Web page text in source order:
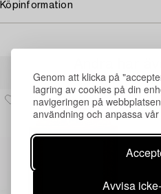
Genom att klicka på
lagring av cookies på din
navigeringen på
användning och anpassa
Avvisa
Köpinformation